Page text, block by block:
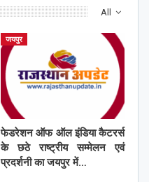
All
जयपुर
फेडरेशन ऑफ ऑल इंडिया कैटरर्स
के छठे राष्ट्रीय सम्मेलन एवं
प्रदर्शनी का जयपुर में…